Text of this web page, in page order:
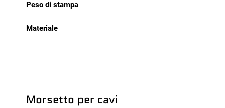
Peso di stampa
Materiale
Morsetto per cavi